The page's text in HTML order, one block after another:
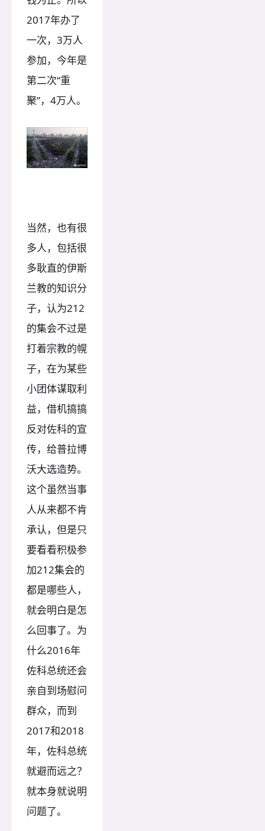
2017年办了
一次，3万人
参加，今年是
第二次“重
聚”，4万人。
当然，也有很
多人，包括很
多耿直的伊斯
兰教的知识分
子，认为212
的集会不过是
打着宗教的幌
子，在为某些
小团体谋取利
益，借机搞搞
反对佐科的宣
传，给普拉博
沃大选造势。
这个虽然当事
人从来都不肯
承认，但是只
要看看积极参
加212集会的
都是哪些人，
就会明白是怎
么回事了。为
什么2016年
佐科总统还会
亲自到场慰问
群众，而到
2017和2018
年，佐科总统
就避而远之？
就本身就说明
问题了。